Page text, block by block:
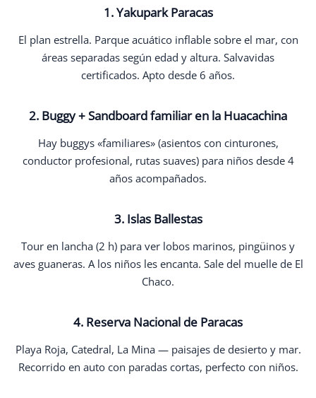
1. Yakupark Paracas
El plan estrella. Parque acuático inflable sobre el mar, con
áreas separadas según edad y altura. Salvavidas
certificados. Apto desde 6 años.
2. Buggy + Sandboard familiar en la Huacachina
Hay buggys «familiares» (asientos con cinturones,
conductor profesional, rutas suaves) para niños desde 4
años acompañados.
3. Islas Ballestas
Tour en lancha (2 h) para ver lobos marinos, pingüinos y
aves guaneras. A los niños les encanta. Sale del muelle de El
Chaco.
4. Reserva Nacional de Paracas
Playa Roja, Catedral, La Mina — paisajes de desierto y mar.
Recorrido en auto con paradas cortas, perfecto con niños.